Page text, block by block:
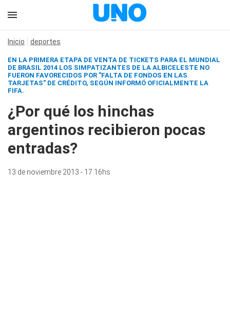
Inicio deportes
EN LA PRIMERA ETAPA DE VENTA DE TICKETS PARA EL MUNDIAL
DE BRASIL 2014 LOS SIMPATIZANTES DE LA ALBICELESTE NO
FUERON FAVORECIDOS POR "FALTA DE FONDOS EN LAS
TARJETAS" DE CRÉDITO, SEGÚN INFORMÓ OFICIALMENTE LA
FIFA.
¿Por qué los hinchas
argentinos recibieron pocas
entradas?
13 de noviembre 2013 - 17:16hs